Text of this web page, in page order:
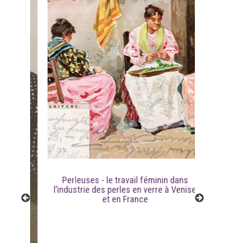
Perleuses - le travail féminin dans
l’industrie des perles en verre à Venise
et en France